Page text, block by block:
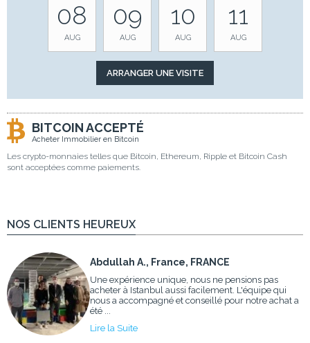
08
AUG
09
AUG
10
AUG
11
AUG
BITCOIN ACCEPTÉ
Acheter Immobilier en Bitcoin
Les crypto-monnaies telles que Bitcoin, Ethereum, Ripple et Bitcoin Cash
sont acceptées comme paiements.
NOS CLIENTS HEUREUX
Abdullah A., France, FRANCE
Une expérience unique, nous ne pensions pas
acheter à Istanbul aussi facilement. L'équipe qui
nous a accompagné et conseillé pour notre achat a
été ...
Lire la Suite